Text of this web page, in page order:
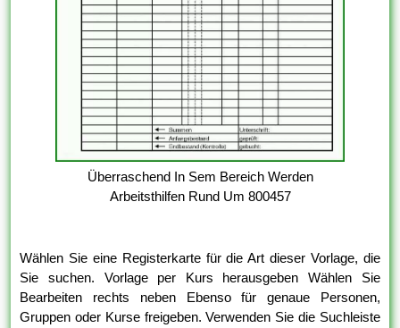
Überraschend In Sem Bereich Werden
Arbeitsthilfen Rund Um 800457
Wählen Sie eine Registerkarte für die Art dieser Vorlage, die
Sie suchen. Vorlage per Kurs herausgeben Wählen Sie
Bearbeiten rechts neben Ebenso für genaue Personen,
Gruppen oder Kurse freigeben. Verwenden Sie die Suchleiste